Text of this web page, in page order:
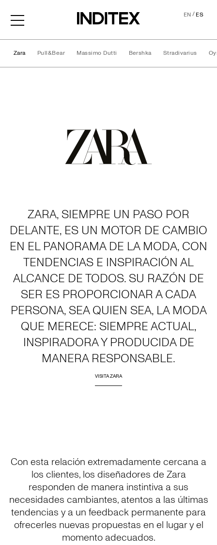
EN/ES
Zara Pull&Bear Massimo Dutti Bershka Stradivarius
ZARA, SIEMPRE UN PASO POR
DELANTE, ES UN MOTOR DE CAMBIO
EN EL PANORAMA DE LA MODA, CON
TENDENCIAS E INSPIRACIÓN AL
ALCANCE DE TODOS. SU RAZÓN DE
SER ES PROPORCIONAR A CADA
PERSONA, SEA QUIEN SEA, LA MODA
QUE MERECE: SIEMPRE ACTUAL,
INSPIRADORA Y PRODUCIDA DE
MANERA RESPONSABLE.
VISITA ZARA
Con esta relación extremadamente cercana a
los clientes, los diseñadores de Zara
responden de manera instintiva a sus
necesidades cambiantes, atentos a las últimas
tendencias y a un feedback permanente para
ofrecerles nuevas propuestas en el lugar y el
momento adecuados.